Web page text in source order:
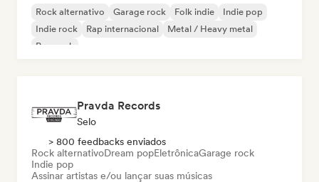
Rock alternativo Garage rock Folk indie
Indie pop
Indie rock
Rap internacional
Metal / Heavy metal
Pop rock
Pravda Records
Selo
> 800 feedbacks enviados
Rock alternativoDream popEletrônicaGarage rock
Indie pop
Assinar artistas e/ou lançar suas músicas